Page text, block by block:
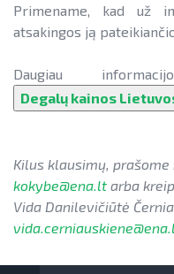
Primename, kad už
atsakingos ją
Daugiau
Degalų kainos
Kilus klausimų,
kokybe@ena.lt arba
Vida Danilevičiūtė